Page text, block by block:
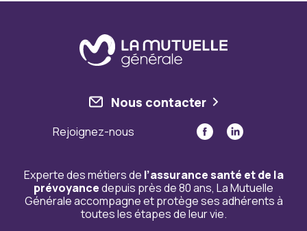
Nous contacter
Rejoignez-nous
Experte des métiers de l’assurance santé et de la
prévoyancedepuis près de 80 ans, La Mutuelle
Générale accompagne et protège ses adhérents à
toutes les étapes de leur vie.